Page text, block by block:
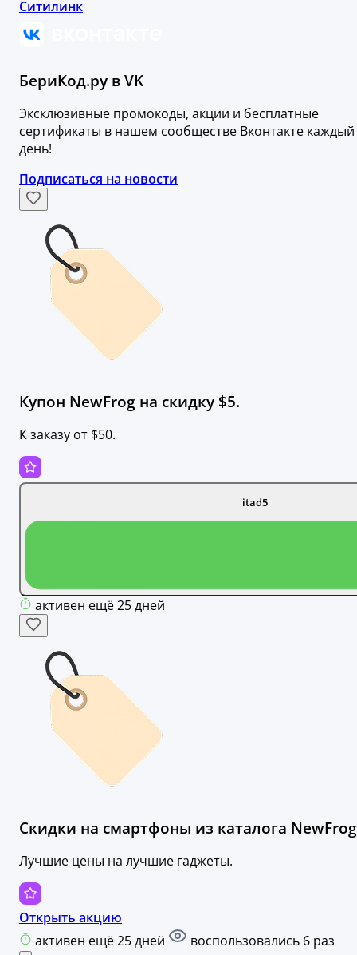
Ситилинк
БериКод.ру в VK
Эксклюзивные промокоды, акции и бесплатные
сертификаты в нашем сообществе Вконтакте каждый
день!
Подписаться на новости
Купон NewFrog на скидку $5.
К заказу от $50.
itad5
активен ещё 25 дней
Скидки на смартфоны из каталога
Лучшие цены на лучшие гаджеты.
Открыть акцию
активен ещё 25 дней
воспользовались 6 раз